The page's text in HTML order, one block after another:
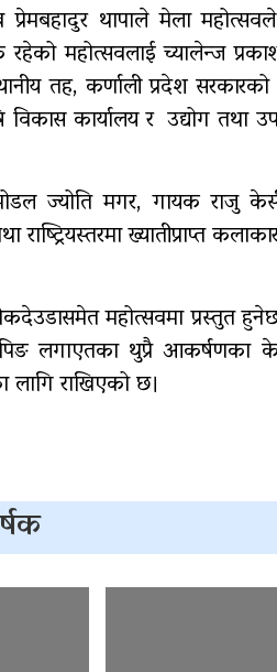
थापाले मेला
महोत्सवलाई च्यालेन्ज
तह, कर्णाली प्रदेश
कार्यालय र उद्योग तथा
ज्योति मगर, गायक राजु
ख्यातीप्राप्त
महोत्सवमा प्रस्तुत
लगाएतका थुप्रै आकर्षणका
लागि राखिएको छ।